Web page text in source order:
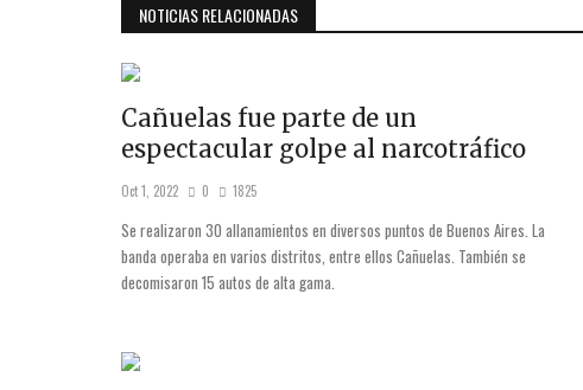
NOTICIAS RELACIONADAS
Cañuelas fue parte de un
espectacular golpe al narcotráfico
Oct 1, 2022 0 1825
Se realizaron 30 allanamientos en diversos puntos de Buenos Aires. La
banda operaba en varios distritos, entre ellos Cañuelas. También se
decomisaron 15 autos de alta gama.